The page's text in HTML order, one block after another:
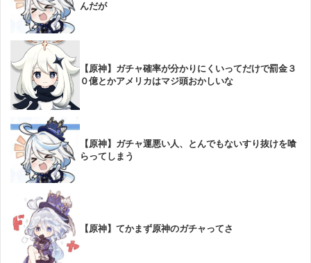
んだが
【原神】ガチャ確率が分かりにくいってだけで罰金３
０億とかアメリカはマジ頭おかしいな
【原神】ガチャ運悪い人、とんでもないすり抜けを喰
らってしまう
【原神】てかまず原神のガチャってさ